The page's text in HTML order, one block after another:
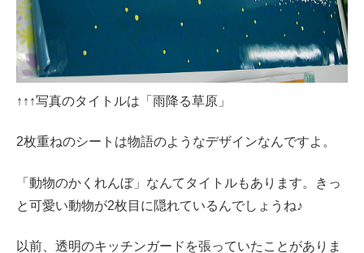
↑↑↑写真のタイトルは「雨降る草原」
2枚重ねのシートは物語のようなデザインなんですよ。
「動物のかくれんぼ」なんてタイトルもあります。きっ
と可愛い動物が2枚目に隠れているんでしょうね♪
以前、透明のキッチンガードを張っていたことがありま